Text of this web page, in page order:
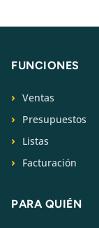
FUNCIONES
Ventas
Presupuestos
Listas
Facturación
PARA QUIÉN